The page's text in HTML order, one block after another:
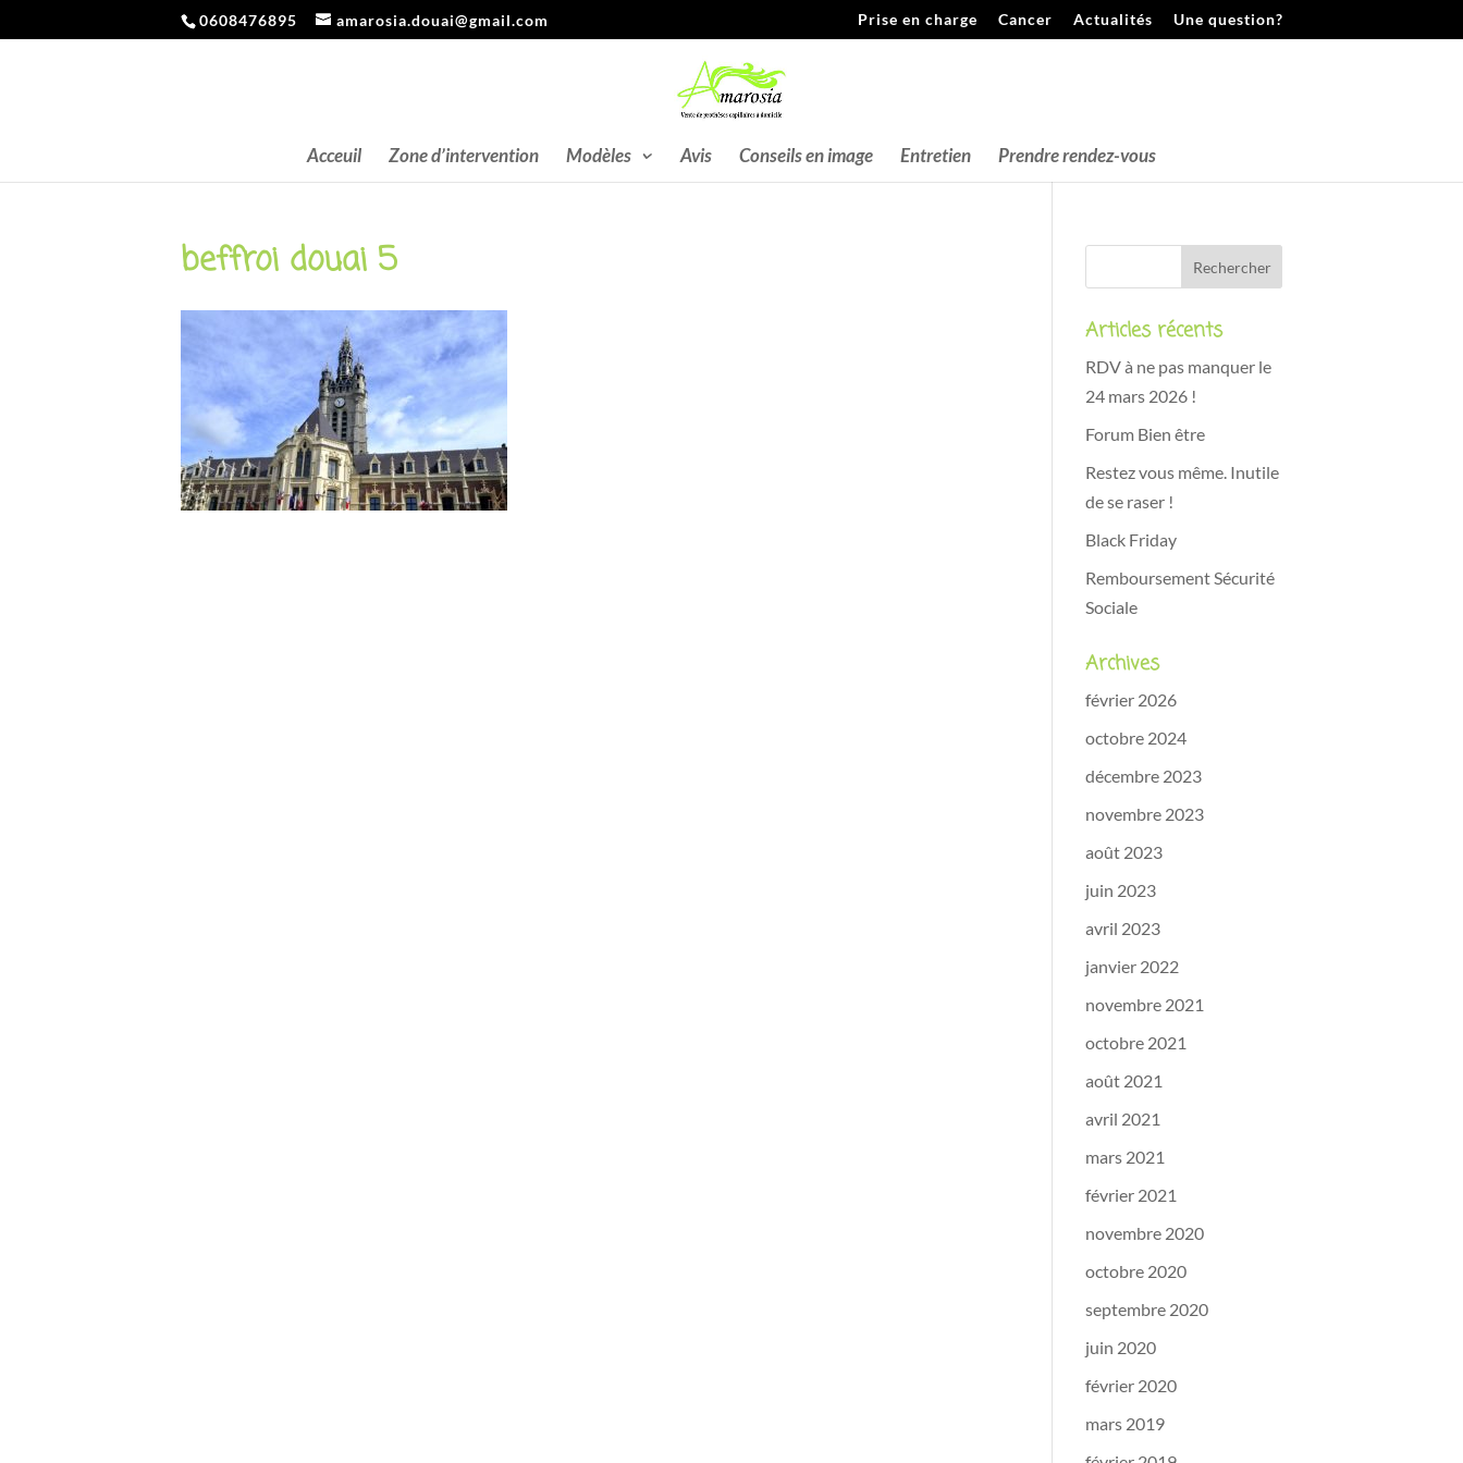
0608476895 amarosia.douai@gmail.com Prise en charge Cancer Actualités Une question?
Acceuil Zone d’intervention Modèles Avis Conseils en image Entretien Prendre rendez-vous
beffroi douai 5
Articles récents
RDV à ne pas manquer le
24 mars 2026 !
Forum Bien être
Restez vous même. Inutile
de se raser !
Black Friday
Remboursement Sécurité
Sociale
Archives
février 2026
octobre 2024
décembre 2023
novembre 2023
août 2023
juin 2023
avril 2023
janvier 2022
novembre 2021
octobre 2021
août 2021
avril 2021
mars 2021
février 2021
novembre 2020
octobre 2020
septembre 2020
juin 2020
février 2020
mars 2019